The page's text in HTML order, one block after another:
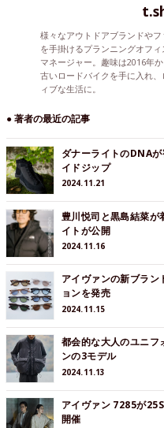
様々なアウトドアブランドや
を手掛けるプランニングオフ
マネージャー。趣味は2016年
古いロードバイクを手に入れ
ィブな生活に。
● 著者の最近の記事
ダナーライトのDNA
イドジップ
2024.11.21
豊川悦司と黒島結菜
イトが公開
2024.11.16
アイヴァンの新ブラ
ョンを発売
2024.11.15
都会的な大人のユニフ
ンの3モデル
2024.11.13
アイヴァン 7285が
開催